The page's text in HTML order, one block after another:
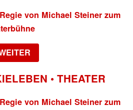
von Michael Steiner zum
• THEATER
von Michael Steiner zum